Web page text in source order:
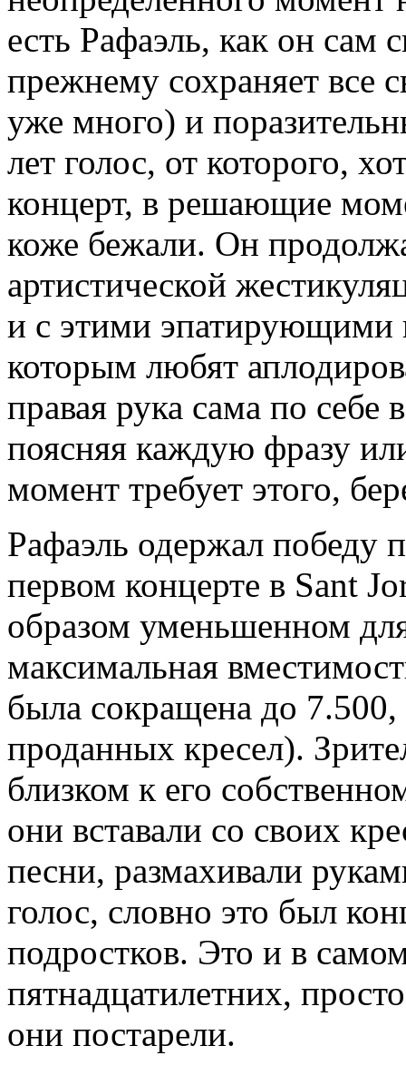
есть Рафаэль, как он сам
прежнему сохраняет все
уже много) и
лет голос, от которого,
концерт, в решающие
коже бежали. Он
артистической
и с этими эпатирующими
которым любят
правая рука сама по себе
поясняя каждую фразу
момент требует этого,
Рафаэль одержал победу
первом концерте в Sant
образом уменьшенном
максимальная
была сокращена до 7.500,
проданных кресел).
близком к его
они вставали со своих
песни, размахивали
голос, словно это был
подростков. Это и в
пятнадцатилетних,
они постарели.